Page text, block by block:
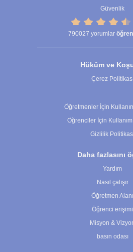
Güvenlik
790027 yorumlar
Hüküm ve
Çerez Politikası
Öğretmenler İçin
Öğrenciler İçin Kullanım
Gizlilik
Daha fazlasını
Yardım
Nasıl çalışır
Öğretmen Alanı
Öğrenci erişimi
Misyon &
basın odası